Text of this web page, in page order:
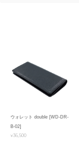
ウォレット double [WD-DR-
B-02]
¥36,500